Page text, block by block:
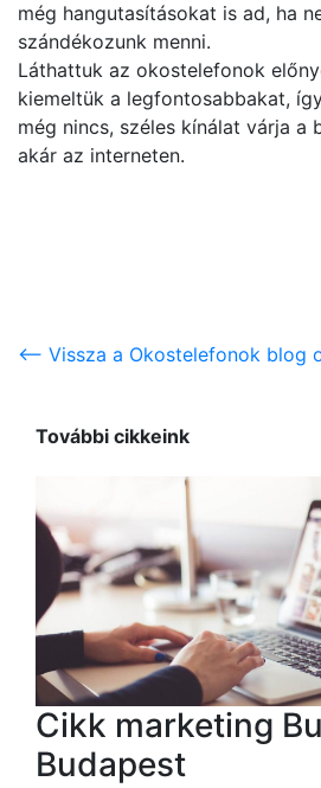
még hangutasításokat is ad, ha
szándékozunk menni.
Láthattuk az okostelefonok
kiemeltük a legfontosabbakat,
még nincs, széles kínálat várja a
akár az interneten.
<-- Vissza a Okostelefonok blog
További cikkeink
Cikk marketing
Budapest